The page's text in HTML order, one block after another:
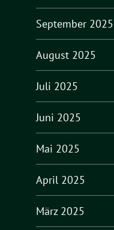
September 2025
August 2025
Juli 2025
Juni 2025
Mai 2025
April 2025
März 2025